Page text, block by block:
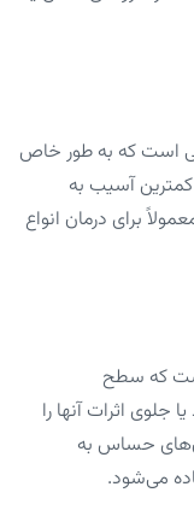
است که به طور خاص
آسیب به
برای درمان انواع
که سطح
اثرات آنها را
حساس به
می‌شود.